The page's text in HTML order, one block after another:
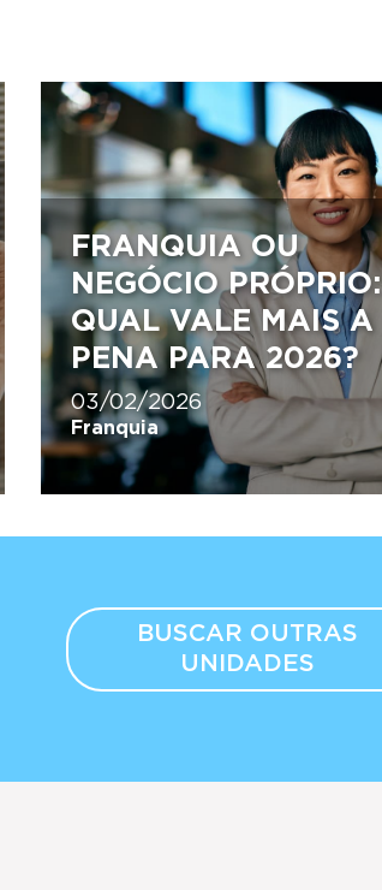
FRANQUIA OU
NEGÓCIO PRÓPRIO:
QUAL VALE MAIS A
PENA PARA 2026?
03/02/2026
Franquia
BUSCAR OUTRAS
UNIDADES